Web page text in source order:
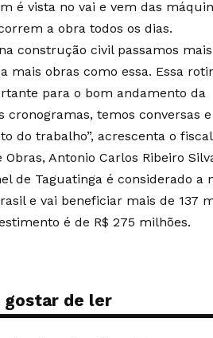
é vista no vai e vem das
a obra todos os dias.
construção civil passamos
mais obras como essa. Essa
para o bom andamento da
cronogramas, temos conversas
do trabalho”, acrescenta o
Antonio Carlos Ribeiro
de Taguatinga é considerado a
e vai beneficiar mais de 137
é de R$ 275 milhões.
gostar de ler